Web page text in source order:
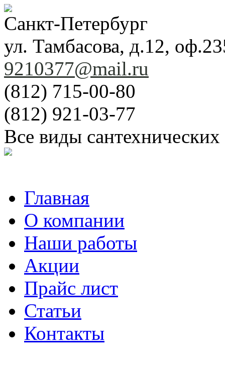
Санкт-Петербург
ул. Тамбасова, д.12,
9210377@mail.ru
(812) 715-00-80
(812) 921-03-77
Все виды
Главная
О компании
Наши работы
Акции
Прайс лист
Статьи
Контакты